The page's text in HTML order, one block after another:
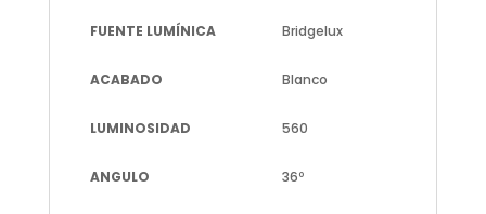
FUENTE LUMÍNICA Bridgelux
ACABADO Blanco
LUMINOSIDAD 560
ANGULO 36º